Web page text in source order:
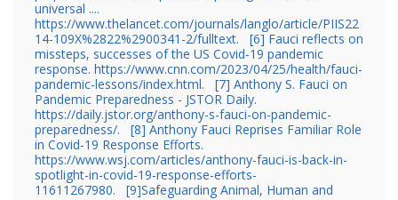
universal ....
https://www.thelancet.com/journals/langlo/article/PIIS22
14-109X%2822%2900341-2/fulltext.
[6] Fauci reflects on
missteps, successes of the US Covid-19 pandemic
response. https://www.cnn.com/2023/04/25/health/fauci-
pandemic-lessons/index.html.
[7] Anthony S. Fauci on
Pandemic Preparedness - JSTOR Daily.
https://daily.jstor.org/anthony-s-fauci-on-pandemic-
preparedness/.
[8] Anthony Fauci Reprises Familiar Role
in Covid-19 Response Efforts.
https://www.wsj.com/articles/anthony-fauci-is-back-in-
spotlight-in-covid-19-response-efforts-
11611267980.
[9]Safeguarding Animal, Human and